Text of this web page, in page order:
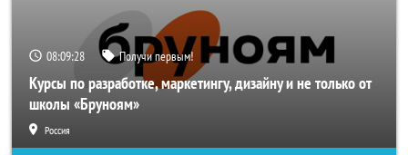
08:09:26 Получи первым!
Курсы по разработке, маркетингу, дизайну и не только от
школы «Бруноям»
Россия